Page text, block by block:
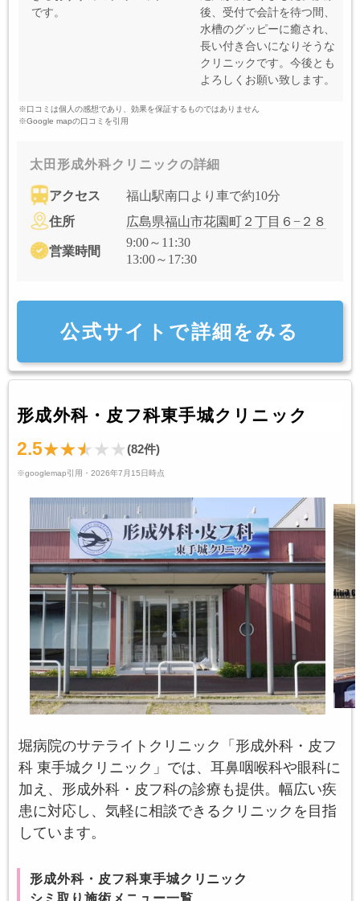
です。
後、受付で会計を待つ間、
水槽のグッピーに癒され、
長い付き合いになりそうな
クリニックです。今後とも
よろしくお願い致します。
※口コミは個人の感想であり、効果を保証するものではありません
※Google mapの口コミを引用
太田形成外科クリニックの詳細
アクセス
福山駅南口より車で約10分
住所
広島県福山市花園町２丁目６−２８
営業時間
9:00～11:30
13:00～17:30
公式サイトで詳細をみる
形成外科・皮フ科東手城クリニック
2.5 (82件)
※googlemap引用・2026年7月15日時点
堀病院のサテライトクリニック「形成外科・皮フ
科 東手城クリニック」では、耳鼻咽喉科や眼科に
加え、形成外科・皮フ科の診療も提供。幅広い疾
患に対応し、気軽に相談できるクリニックを目指
しています。
形成外科・皮フ科東手城クリニック
シミ取り施術メニュー一覧